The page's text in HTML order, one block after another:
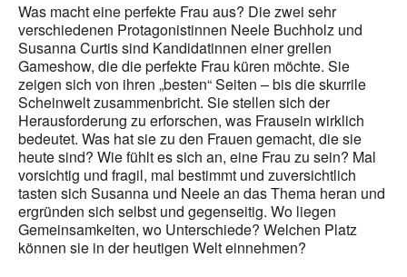
Was macht eine perfekte Frau aus? Die zwei sehr
verschiedenen Protagonistinnen Neele Buchholz und
Susanna Curtis sind Kandidatinnen einer grellen
Gameshow, die die perfekte Frau küren möchte. Sie
zeigen sich von ihren „besten“ Seiten – bis die skurrile
Scheinwelt zusammenbricht. Sie stellen sich der
Herausforderung zu erforschen, was Frausein wirklich
bedeutet. Was hat sie zu den Frauen gemacht, die sie
heute sind? Wie fühlt es sich an, eine Frau zu sein? Mal
vorsichtig und fragil, mal bestimmt und zuversichtlich
tasten sich Susanna und Neele an das Thema heran und
ergründen sich selbst und gegenseitig. Wo liegen
Gemeinsamkeiten, wo Unterschiede? Welchen Platz
können sie in der heutigen Welt einnehmen?